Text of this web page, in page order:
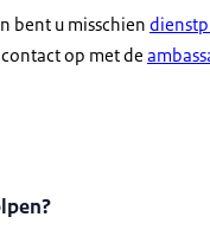
bent u misschien
op met de